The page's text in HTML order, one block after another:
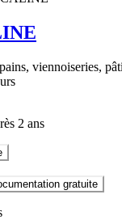
viennoiseries,
2 ans
gratuite